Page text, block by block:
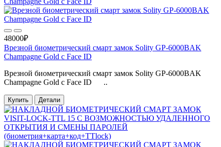
48000₽
Врезной биометрический смарт замок Solity GP-6000BAK
Champagne Gold с Face ID
Врезной биометрический смарт замок Solity GP-6000BAK
Champagne Gold с Face ID ..
Купить Детали